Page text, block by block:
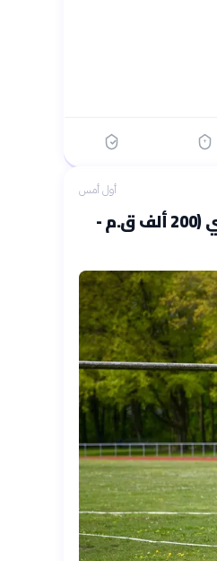
أول أمس
تاريخ رمي الرمح: من الصيد الحربي إلى المجد الأولمبي (200 ألف ق.م -